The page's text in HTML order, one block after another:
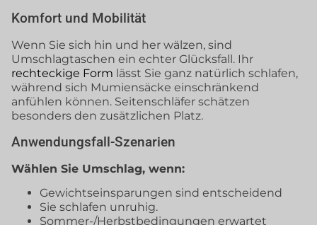
Komfort und Mobilität
Wenn Sie sich hin und her wälzen, sind
Umschlagtaschen ein echter Glücksfall. Ihr
rechteckige Form lässt Sie ganz natürlich schlafen,
während sich Mumiensäcke einschränkend
anfühlen können. Seitenschläfer schätzen
besonders den zusätzlichen Platz.
Anwendungsfall-Szenarien
Wählen Sie Umschlag, wenn:
Gewichtseinsparungen sind entscheidend
Sie schlafen unruhig.
Sommer-/Herbstbedingungen erwartet